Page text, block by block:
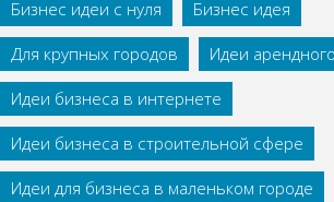
Бизнес идеи с нуля
Бизнес идея
Для крупных городов
Идеи
Идеи бизнеса в интернете
Идеи бизнеса в строительной сфере
Идеи для бизнеса в маленьком городе